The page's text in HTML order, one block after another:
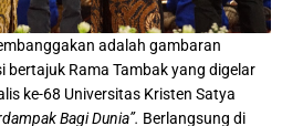
adalah gambaran
bertajuk Rama Tambak yang digelar
ke-68 Universitas Kristen Satya
Bagi Dunia”. Berlangsung di